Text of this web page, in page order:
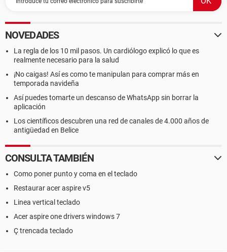
NOVEDADES
La regla de los 10 mil pasos. Un cardiólogo explicó lo que es
realmente necesario para la salud
¡No caigas! Así es como te manipulan para comprar más en
temporada navideña
Así puedes tomarte un descanso de WhatsApp sin borrar la
aplicación
Los científicos descubren una red de canales de 4.000 años de
antigüedad en Belice
CONSULTA TAMBIÉN
Como poner punto y coma en el teclado
Restaurar acer aspire v5
Linea vertical teclado
Acer aspire one drivers windows 7
Ç trencada teclado